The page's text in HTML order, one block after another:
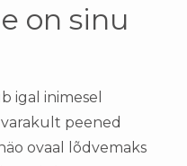
on sinu
igal inimesel
peened
ovaal lõdvemaks